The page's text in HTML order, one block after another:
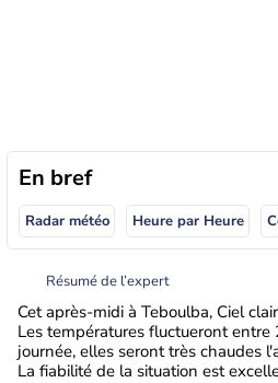
En bref
Radar météo Heure par Heure
Résumé de l’expert
Cet après-midi à Teboulba, Ciel
Les températures fluctueront entre
journée, elles seront très chaudes
La fiabilité de la situation est